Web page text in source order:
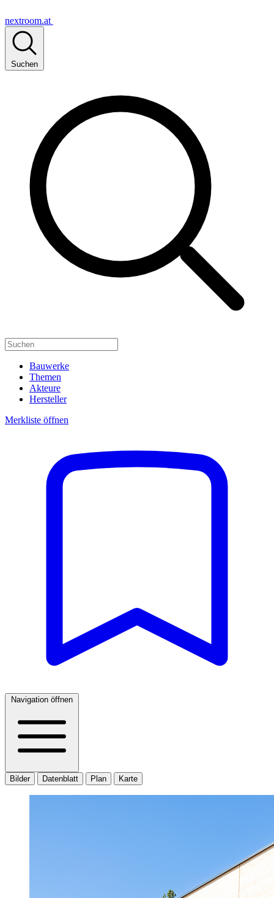
nextroom.at
Suchen
Bauwerke
Themen
Akteure
Hersteller
Merkliste öffnen
Navigation öffnen
Bilder Datenblatt Plan Karte